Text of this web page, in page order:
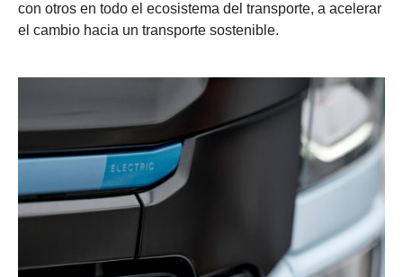
con otros en todo el ecosistema del transporte, a acelerar
el cambio hacia un transporte sostenible.